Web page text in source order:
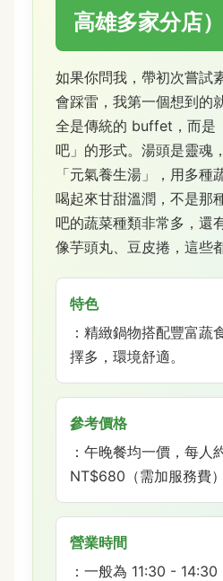
高雄多家分店）
如果你問我，帶初次嘗試
會踩雷，我第一個想到的
全是傳統的 buffet，而是
吧」的形式。湯頭是靈魂
「元氣養生湯」，用多種
喝起來甘甜溫潤，不是那
吧的蔬菜種類非常多，還
像芋頭丸、豆皮捲，這些
特色
：精緻鍋物搭配豐富蔬
擇多，環境舒適。
參考價格
：午晚餐均一價，每
NT$680（需加服務費）
營業時間
：一般為 11:30 -